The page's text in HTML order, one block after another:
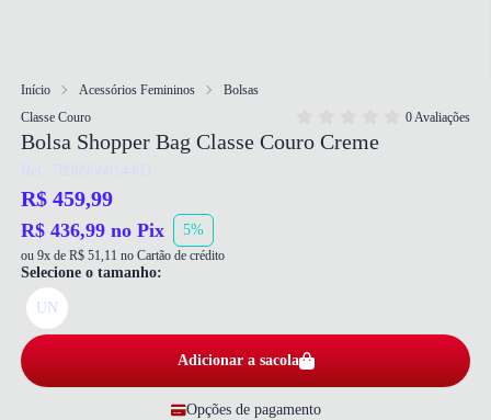
Início Acessórios Femininos
Bolsas
Classe Couro
0 Avaliações
Bolsa Shopper Bag Classe Couro Creme
Ref: 7899966014403
R$ 459,99
R$ 436,99 no Pix 5%
ou 9x de R$ 51,11 no Cartão de crédito
Selecione o tamanho:
UN
Adicionar a sacola
Opções de pagamento